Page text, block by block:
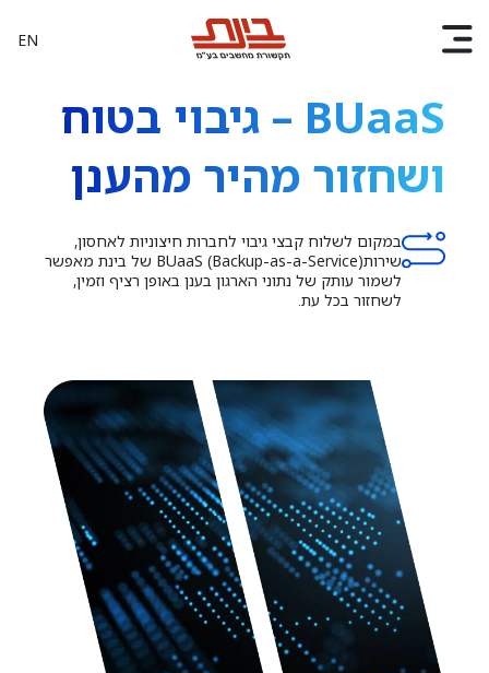
EN
BUaaS – גיבוי בטוח
ושחזור מהיר מהענן
במקום לשלוח קבצי גיבוי לחברות חיצוניות לאחסון,
שירותBUaaS (Backup-as-a-Service) של בינת מאפשר
לשמור עותק של נתוני הארגון בענן באופן רציף וזמין,
לשחזור בכל עת.